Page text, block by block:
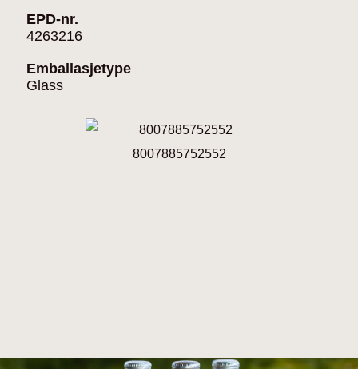
EPD-nr.
4263216
Emballasjetype
Glass
8007885752552